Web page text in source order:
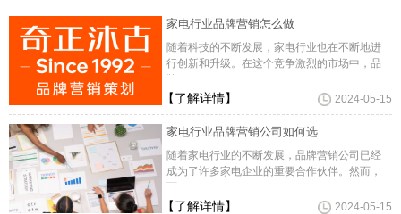
家电行业品牌营销怎么做
随着科技的不断发展，家电行业也在不断地进
行创新和升级。在这个竞争激烈的市场中，品
牌
【了解详情】 2024-05-15
家电行业品牌营销公司如何选
随着家电行业的不断发展，品牌营销公司已经
成为了许多家电企业的重要合作伙伴。然而，
面
【了解详情】 2024-05-15